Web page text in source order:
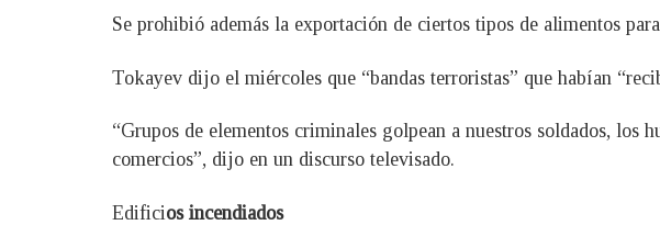
Se prohibió además la exportación de ciertos tipos de alimentos
Tokayev dijo el miércoles que “bandas terroristas” que habían
“Grupos de elementos criminales golpean a nuestros soldados, los
comercios”, dijo en un discurso televisado.
Edificios incendiados